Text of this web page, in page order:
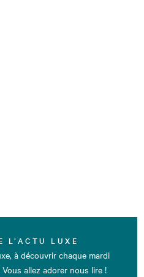
L’ACTU LUXE
à découvrir chaque mardi
allez adorer nous lire !